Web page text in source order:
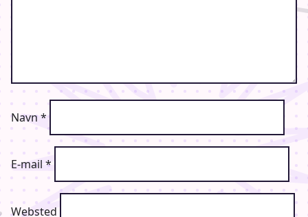
Navn*
E-mail *
Websted